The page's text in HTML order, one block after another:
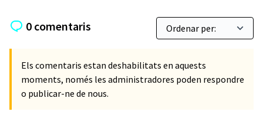
0 comentaris
Els comentaris estan deshabilitats en aquests
moments, només les administradores poden respondre
o publicar-ne de nous.